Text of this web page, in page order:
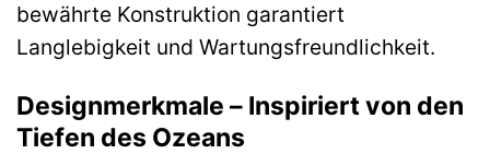
bewährte Konstruktion garantiert
Langlebigkeit und Wartungsfreundlichkeit.
Designmerkmale – Inspiriert von den
Tiefen des Ozeans